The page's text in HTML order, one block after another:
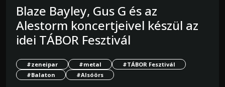
Blaze Bayley, Gus G és az
Alestorm koncertjeivel készül az
idei TÁBOR Fesztivál
#zeneipar #metal
#TÁBOR Fesztivál
#Balaton
#Alsóörs